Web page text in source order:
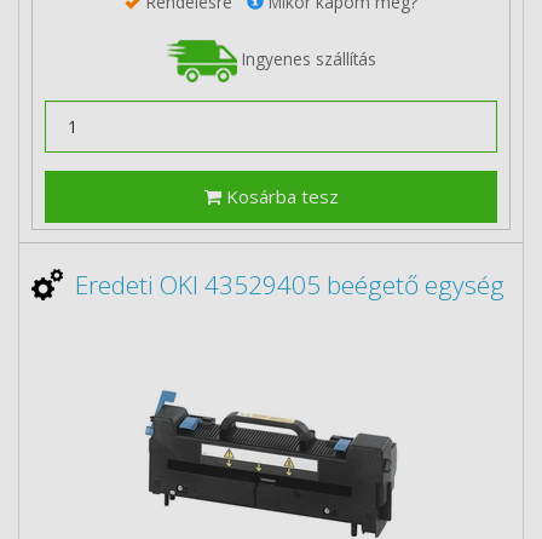
Ingyenes szállítás
Kosárba tesz
Eredeti OKI 43529405 beégető egység